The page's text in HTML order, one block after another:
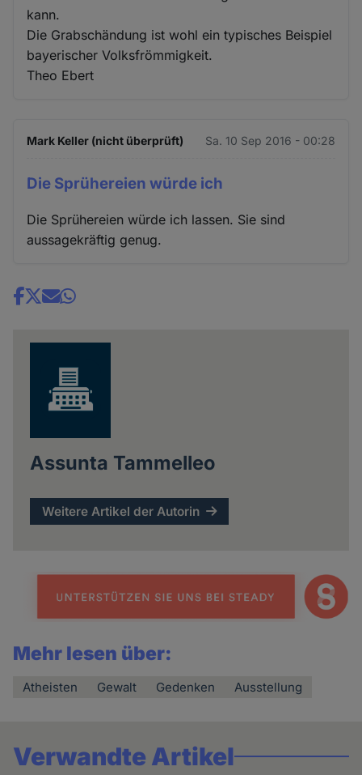
kann.
Die Grabschändung ist wohl ein typisches Beispiel
bayerischer Volksfrömmigkeit.
Theo Ebert
Mark Keller (nicht überprüft) Sa. 10 Sep 2016 - 00:28
Die Sprühereien würde ich
Die Sprühereien würde ich lassen. Sie sind
aussagekräftig genug.
Share
Assunta Tammelleo
Weitere Artikel der Autorin
Mehr lesen über:
Atheisten Gewalt Gedenken Ausstellung
Verwandte Artikel